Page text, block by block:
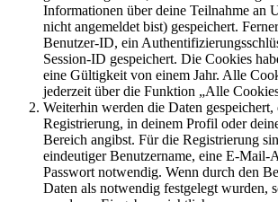
Informationen über deine Teilnahme an
nicht angemeldet bist) gespeichert.
Benutzer-ID, ein
Session-ID gespeichert. Die Cookies
eine Gültigkeit von einem Jahr. Alle
jederzeit über die Funktion „Alle
Weiterhin werden die Daten gespeichert,
Registrierung, in deinem Profil oder
Bereich angibst. Für die Registrierung
eindeutiger Benutzername, eine E-Mail-
Passwort notwendig. Wenn durch den
Daten als notwendig festgelegt wurden,